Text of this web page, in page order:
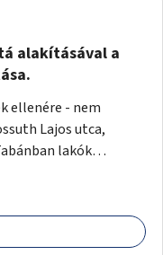
alakításával a
ellenére - nem
Lajos utca,
lakók
és óvoda is van a
ha a 178-as